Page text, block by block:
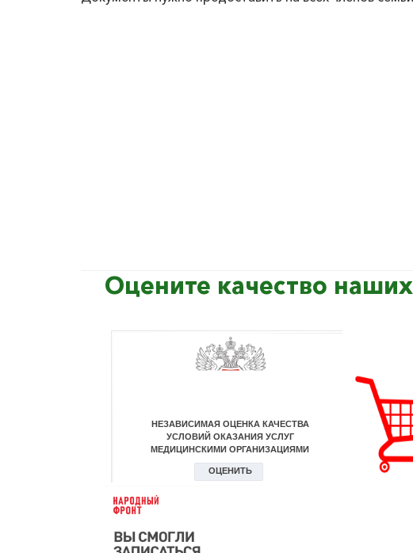
Оцените качество наших